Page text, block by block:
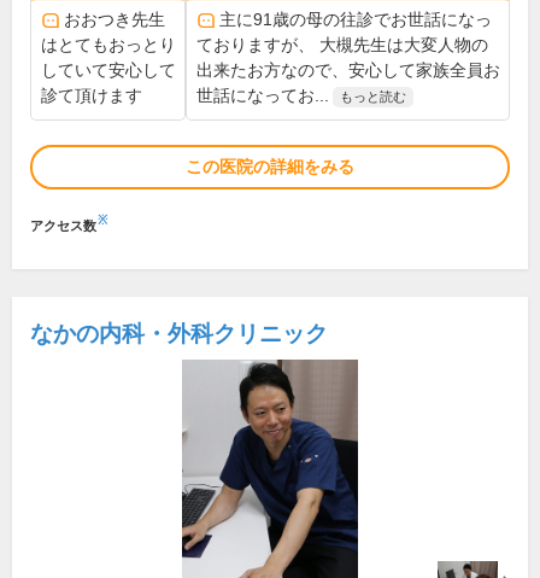
おおつき先生
はとてもおっとり
していて安心して
診て頂けます
主に91歳の母の往診でお世話になっ
ておりますが、 大槻先生は大変人物の
出来たお方なので、安心して家族全員お
世話になってお...
もっと読む
この医院の詳細をみる
アクセス数※
なかの内科・外科クリニック